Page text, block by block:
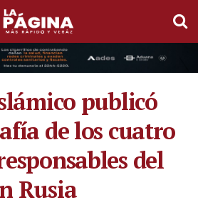
publicó
de los cuatro
del
Rusia